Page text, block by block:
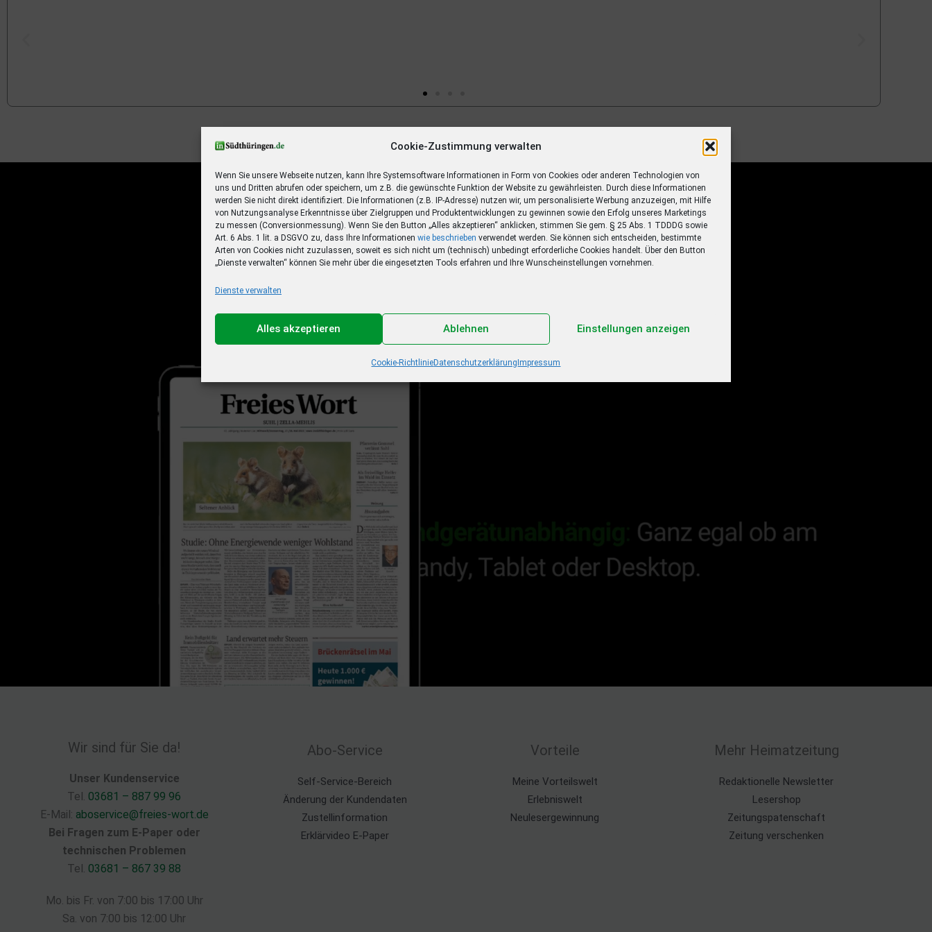
Cookie-Zustimmung verwalten
Wenn Sie unsere Webseite nutzen, kann Ihre Systemsoftware Informationen in Form von Cookies oder anderen Technologien von
uns und Dritten abrufen oder speichern, um z.B. die gewünschte Funktion der Website zu gewährleisten. Durch diese Informationen
werden Sie nicht direkt identifiziert. Die Informationen (z.B. IP-Adresse) nutzen wir, um personalisierte Werbung anzuzeigen, mit Hilfe
von Nutzungsanalyse Erkenntnisse über Zielgruppen und Produktentwicklungen zu gewinnen sowie den Erfolg unseres Marketings
zu messen (Conversionmessung). Wenn Sie den Button „Alles akzeptieren“ anklicken, stimmen Sie gem. § 25 Abs. 1 TDDDG sowie
Art. 6 Abs. 1 lit. a DSGVO zu, dass Ihre Informationen wie beschrieben verwendet werden. Sie können sich entscheiden, bestimmte
Arten von Cookies nicht zuzulassen, soweit es sich nicht um (technisch) unbedingt erforderliche Cookies handelt. Über den Button
„Dienste verwalten“ können Sie mehr über die eingesetzten Tools erfahren und Ihre Wunscheinstellungen vornehmen.
Dienste verwalten
Alles akzeptieren Ablehnen Einstellungen anzeigen
Cookie-RichtlinieDatenschutzerklärungImpressum
Ihr Sommer – Ihr Abo – Ihr Gewinn
Jetzt zum Sonderpreis lesen und eine 3-tägige
Sommerreise gewinnen!
Zum Deal
Wir sind für Sie da!
Unser Kundenservice
Tel. 03681 – 887 99 96
E-Mail: aboservice@freies-wort.de
Bei Fragen zum E-Paper oder
technischen Problemen
Tel. 03681 – 867 39 88
Mo. bis Fr. von 7:00 bis 17:00 Uhr
Sa. von 7:00 bis 12:00 Uhr
Abo-Service
Self-Service-Bereich
Änderung der Kundendaten
Zustellinformation
Erklärvideo E-Paper
Vorteile
Meine Vorteilswelt
Erlebniswelt
Neulesergewinnung
Mehr Heimatzeitung
Redaktionelle Newsletter
Lesershop
Zeitungspatenschaft
Zeitung verschenken